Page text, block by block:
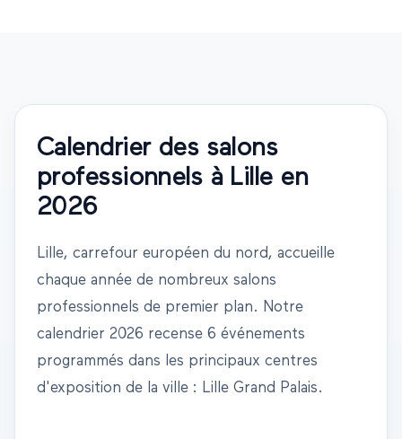
Calendrier des salons
professionnels à Lilleen
2026
Lille, carrefour européen du nord, accueille
chaque année de nombreux salons
professionnels de premier plan. Notre
calendrier 2026 recense 6 événements
programmés dans les principaux centres
d'exposition de la ville : Lille Grand Palais.